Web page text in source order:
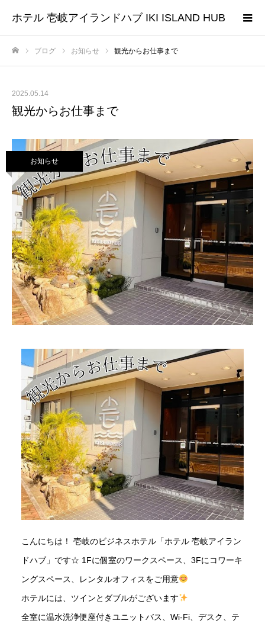
ホテル 壱岐アイランドハブ IKI ISLAND HUB
ブログ お知らせ 観光からお仕事まで
2025.05.14
観光からお仕事まで
お知らせ
こんにちは！ 壱岐のビジネスホテル「ホテル 壱岐アイラン
ドハブ」です☆ 1Fに個室のワークスペース、3Fにコワーキ
ングスペース、レンタルオフィスをご用意
ホテルには、ツインとダブルがございます
全室に温水洗浄便座付きユニットバス、Wi-Fi、デスク、テ